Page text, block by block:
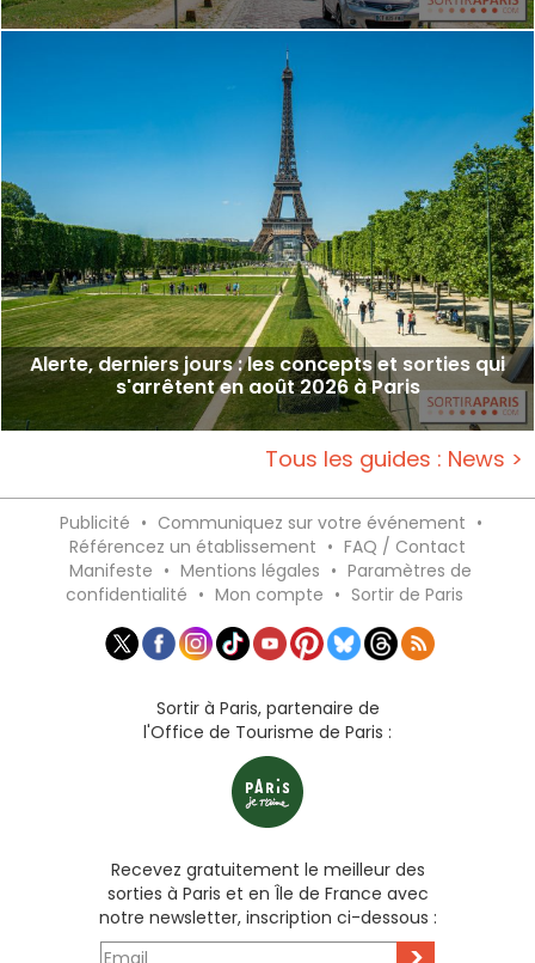
Alerte, derniers jours : les concepts et sorties qui
s'arrêtent en août 2026 à Paris
Tous les guides : News >
Publicité • Communiquez sur votre événement •
Référencez un établissement • FAQ / Contact
Manifeste • Mentions légales • Paramètres de
confidentialité • Mon compte • Sortir de Paris
Sortir à Paris, partenaire de
l'Office de Tourisme de Paris :
Recevez gratuitement le meilleur des
sorties à Paris et en Île de France avec
notre newsletter, inscription ci-dessous :